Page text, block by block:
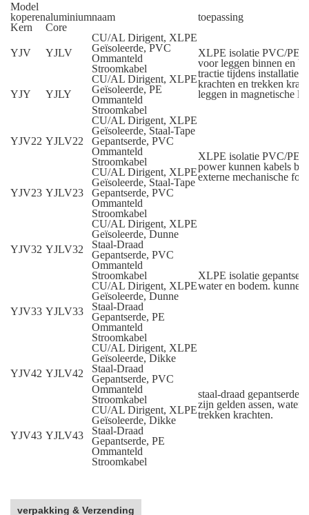
Model
naam
toepassing
koperen
Kern
aluminium
Core
YJV YJLV
CU/AL Dirigent, XLPE
Geïsoleerde, PVC
Ommanteld
Stroomkabel
XLPE isolatie PVC/PE
voor leggen binnen en
tractie tijdens installatie,
krachten en trekken
leggen in magnetische
YJY YJLY
CU/AL Dirigent, XLPE
Geïsoleerde, PE
Ommanteld
Stroomkabel
YJV22 YJLV22
CU/AL Dirigent, XLPE
Geïsoleerde, Staal-Tape
Gepantserde, PVC
Ommanteld
Stroomkabel
XLPE isolatie PVC/PE
power kunnen kabels
externe mechanische
YJV23 YJLV23
CU/AL Dirigent, XLPE
Geïsoleerde, Staal-Tape
Gepantserde, PVC
Ommanteld
Stroomkabel
YJV32 YJLV32
CU/AL Dirigent, XLPE
Geïsoleerde, Dunne
Staal-Draad
Gepantserde, PVC
Ommanteld
Stroomkabel
XLPE isolatie
water en bodem.
YJV33 YJLV33
CU/AL Dirigent, XLPE
Geïsoleerde, Dunne
Staal-Draad
Gepantserde, PE
Ommanteld
Stroomkabel
YJV42 YJLV42
CU/AL Dirigent, XLPE
Geïsoleerde, Dikke
Staal-Draad
Gepantserde, PVC
Ommanteld
Stroomkabel
staal-draad
zijn gelden assen, water
trekken krachten.
YJV43 YJLV43
CU/AL Dirigent, XLPE
Geïsoleerde, Dikke
Staal-Draad
Gepantserde, PE
Ommanteld
Stroomkabel
verpakking & Verzending